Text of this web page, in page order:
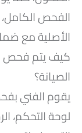
الفحص
الأصلية مع
كيف يتم فحص
الصيانة؟
يقوم الفني
لوحة التحكم،